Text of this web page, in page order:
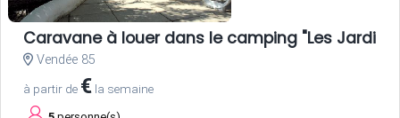
Caravane à louer dans le camping "Les
Vendée 85
à partir de € la semaine